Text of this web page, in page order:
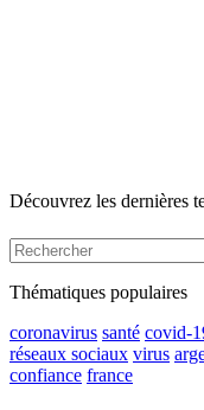
Découvrez les dernières
Thématiques populaires
coronavirus santé covid-
réseaux sociaux virus
confiance france